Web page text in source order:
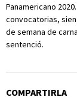
Panamericano
convocatorias,
de semana de
sentenció.
COMPARTIRLA